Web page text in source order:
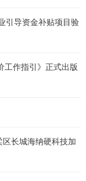
引导资金补贴项目验
工作指引》正式出版
区长城海纳硬科技加